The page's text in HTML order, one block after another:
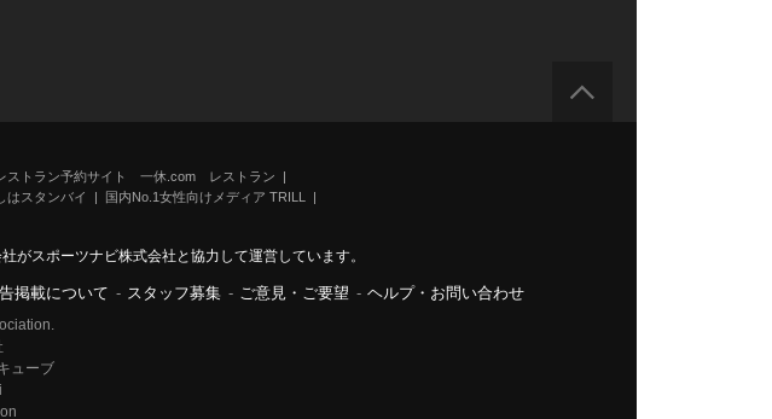
ストラン予約サイト 一休.com レストラン
はスタンバイ
国内No.1女性向けメディア TRILL
がスポーツナビ株式会社と協力して運営しています。
掲載について - スタッフ募集 - ご意見・ご要望 - ヘルプ・お問い合わせ
ューブ